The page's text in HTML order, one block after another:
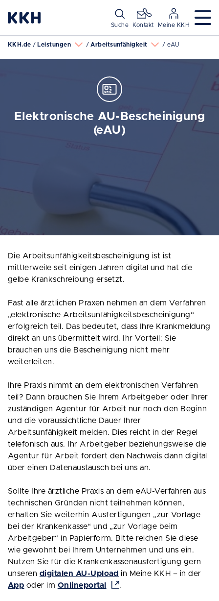
Suche Kontakt Meine KKH
KKH.de Leistungen Arbeitsunfähigkeit eAU
Elektronische AU-Bescheinigung
(eAU)
Die Arbeitsunfähigkeitsbescheinigung ist ist
mittlerweile seit einigen Jahren digital und hat die
gelbe Krankschreibung ersetzt.
Fast alle ärztlichen Praxen nehmen an dem Verfahren
„elektronische Arbeitsunfähigkeitsbescheinigung“
erfolgreich teil. Das bedeutet, dass Ihre Krankmeldung
direkt an uns übermittelt wird. Ihr Vorteil: Sie
brauchen uns die Bescheinigung nicht mehr
weiterleiten.
Ihre Praxis nimmt an dem elektronischen Verfahren
teil? Dann brauchen Sie Ihrem Arbeitgeber oder Ihrer
zuständigen Agentur für Arbeit nur noch den Beginn
und die voraussichtliche Dauer Ihrer
Arbeitsunfähigkeit melden. Dies reicht in der Regel
telefonisch aus. Ihr Arbeitgeber beziehungsweise die
Agentur für Arbeit fordert den Nachweis dann digital
über einen Datenaustausch bei uns an.
Sollte Ihre ärztliche Praxis an dem eAU-Verfahren aus
technischen Gründen nicht teilnehmen können,
erhalten Sie weiterhin Ausfertigungen „zur Vorlage
bei der Krankenkasse“ und „zur Vorlage beim
Arbeitgeber“ in Papierform. Bitte reichen Sie diese
wie gewohnt bei Ihrem Unternehmen und uns ein.
Nutzen Sie für die Krankenkassenausfertigung gern
unseren digitalen AU-Upload in Meine KKH – in der
App oder im Onlineportal .